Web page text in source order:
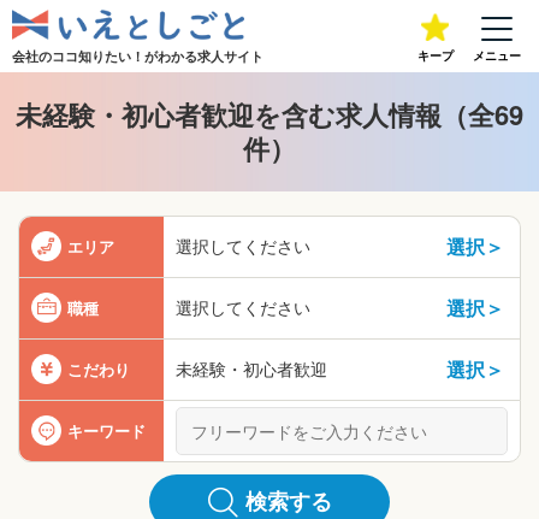
会社のココ知りたい！がわかる求人サイト キープ メニュー
未経験・初心者歓迎を含む求人情報（全69
件）
エリア 選択してください 選択＞
職種 選択してください 選択＞
こだわり 未経験・初心者歓迎 選択＞
キーワード
検索する